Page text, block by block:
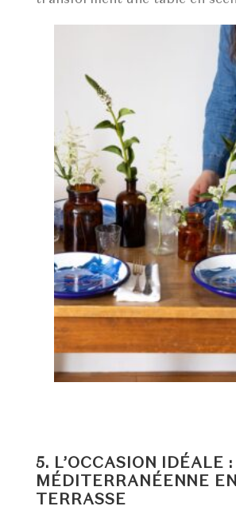
5. L’OCCASION IDÉALE
MÉDITERRANÉENNE EN
TERRASSE